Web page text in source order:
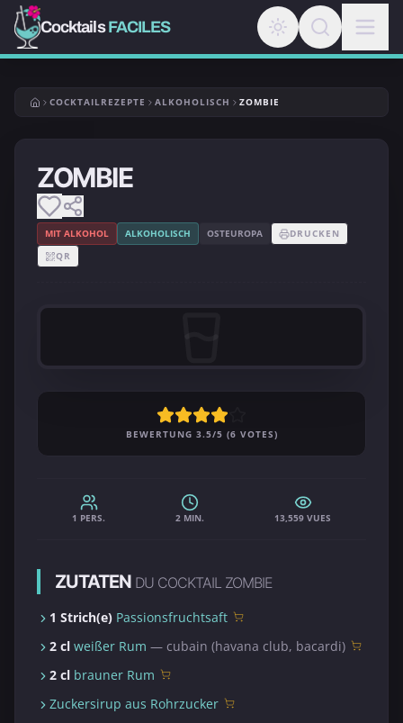
CocktailsFACILES
COCKTAILREZEPTE ALKOHOLISCH ZOMBIE
ZOMBIE
MIT ALKOHOL ALKOHOLISCH OSTEUROPA
DRUCKEN
QR
BEWERTUNG 3.5/5 (6 VOTES)
1 PERS. 2 MIN. 13,559 VUES
ZUTATEN DU COCKTAIL ZOMBIE
1 Strich(e) Passionsfruchtsaft
2 cl weißer Rum — cubain (havana club, bacardi)
2 cl brauner Rum
Zuckersirup aus Rohrzucker